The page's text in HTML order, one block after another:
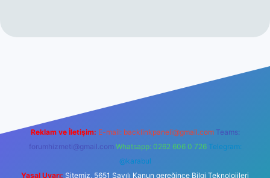
Reklam ve İletişim: E-mail: backlinkpaneli@gmail.com Teams:
forumhizmeti@gmail.com Whatsapp: 0262 606 0 726 Telegram:
@karabul
Yasal Uyarı: Sitemiz, 5651 Sayılı Kanun gereğince Bilgi Teknolojileri